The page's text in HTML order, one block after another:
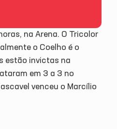
na Arena. O Tricolor
o Coelho é o
estão invictas na
em 3 a 3 no
venceu o Marcílio